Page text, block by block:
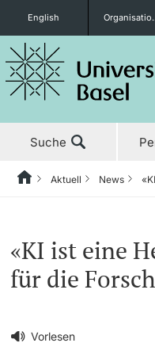
weitere Informationen
English
Suche
Aktuell
‡ ‡ ‡ ‡
News
‡ ‡ ‡ ‡
Newsletter bestellen
Ehrungen & Preise
‡ ‡ ‡ ‡ ‡ ‡ ‡ ‡ ‡ ‡ ‡ ‡ ‡ ‡ ‡ ‡
‡ ‡ ‡ ‡ ‡ ‡ ‡ ‡ ‡ ‡ ‡ ‡ ‡ ‡ ‡ ‡ ‡
HomeZurückAktuell News
Vorlesen
«KI ist eine
für die